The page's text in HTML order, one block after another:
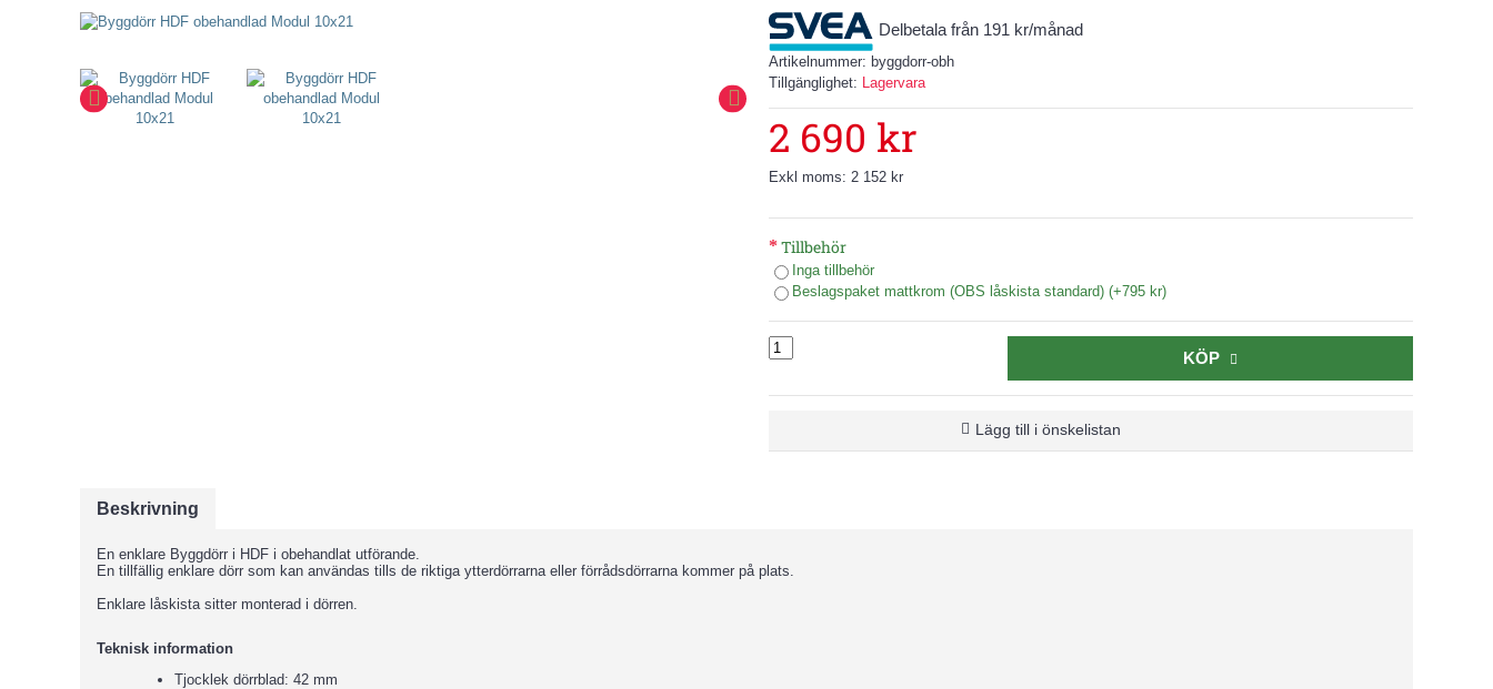
Delbetala från 191 kr/månad
Artikelnummer: byggdorr-obh
Tillgänglighet: Lagervara
2 690 kr
Exkl moms: 2 152 kr
Tillbehör
Inga tillbehör
Beslagspaket mattkrom (OBS låskista standard) (+795 kr)
KÖP
Lägg till i önskelistan
Beskrivning
En enklare Byggdörr i HDF i obehandlat utförande.
En tillfällig enklare dörr som kan användas tills de riktiga ytterdörrarna eller förrådsdörrarna kommer på plats.
Enklare låskista sitter monterad i dörren.
Teknisk information
Tjocklek dörrblad: 42 mm